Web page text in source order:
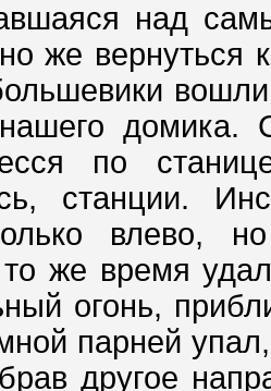
над
же вернуться
домика.
по
станции.
влево,
же время
огонь,
парней
другое